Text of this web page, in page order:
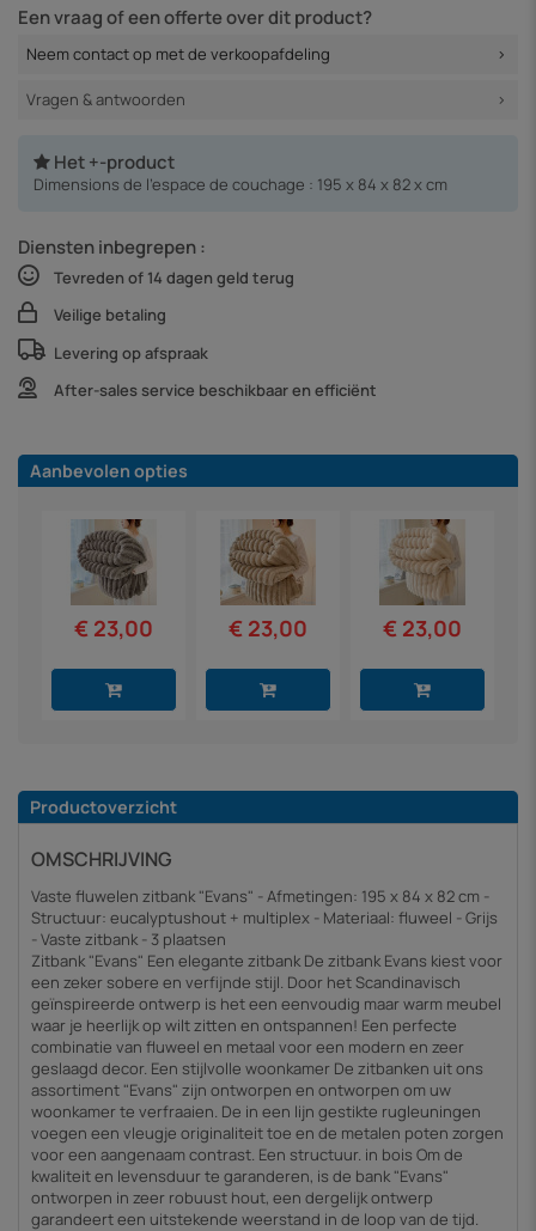
Een vraag of een offerte over dit product?
Neem contact op met de verkoopafdeling
Vragen & antwoorden
Het +-product
Dimensions de l'espace de couchage : 195 x 84 x 82 x cm
Diensten inbegrepen :
Tevreden of 14 dagen geld terug
Veilige betaling
Levering op afspraak
After-sales service beschikbaar en efficiënt
Aanbevolen opties
€ 23,00 € 23,00 € 23,00
Productoverzicht
OMSCHRIJVING
Vaste fluwelen zitbank "Evans" - Afmetingen: 195 x 84 x 82 cm -
Structuur: eucalyptushout + multiplex - Materiaal: fluweel - Grijs
- Vaste zitbank - 3 plaatsen
Zitbank "Evans" Een elegante zitbank De zitbank Evans kiest voor
een zeker sobere en verfijnde stijl. Door het Scandinavisch
geïnspireerde ontwerp is het een eenvoudig maar warm meubel
waar je heerlijk op wilt zitten en ontspannen! Een perfecte
combinatie van fluweel en metaal voor een modern en zeer
geslaagd decor. Een stijlvolle woonkamer De zitbanken uit ons
assortiment "Evans" zijn ontworpen en ontworpen om uw
woonkamer te verfraaien. De in een lijn gestikte rugleuningen
voegen een vleugje originaliteit toe en de metalen poten zorgen
voor een aangenaam contrast. Een structuur. in bois Om de
kwaliteit en levensduur te garanderen, is de bank "Evans"
ontworpen in zeer robuust hout, een dergelijk ontwerp
garandeert een uitstekende weerstand in de loop van de tijd.